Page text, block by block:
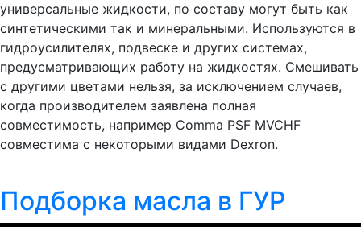
универсальные жидкости, по составу могут быть как
синтетическими так и минеральными. Используются в
гидроусилителях, подвеске и других системах,
предусматривающих работу на жидкостях. Смешивать
с другими цветами нельзя, за исключением случаев,
когда производителем заявлена полная
совместимость, например Comma PSF MVCHF
совместима с некоторыми видами Dexron.
Подборка масла в ГУР